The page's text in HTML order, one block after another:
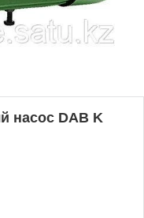
насос DAB K